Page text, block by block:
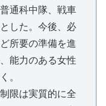
通科中隊、戦車
した。今後、必
所要の準備を進
能力のある女性
。
限は実質的に全